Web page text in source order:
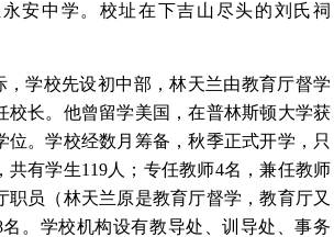
安中学。校址在下吉山尽头的刘氏祠
，学校先设初中部，林天兰由教育厅督学
校长。他曾留学美国，在普林斯顿大学获
位。学校经数月筹备，秋季正式开学，只
共有学生119人；专任教师4名，兼任教师
职员（林天兰原是教育厅督学，教育厅又
。学校机构设有教导处、训导处、事务